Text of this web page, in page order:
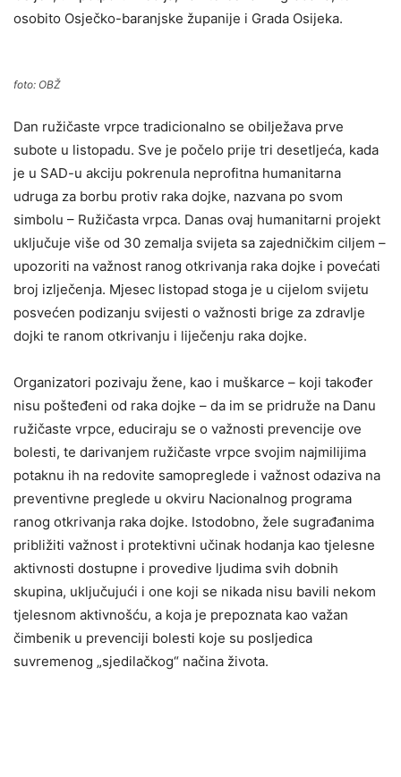
osobito Osječko-baranjske županije i Grada Osijeka.
foto: OBŽ
Dan ružičaste vrpce tradicionalno se obilježava prve
subote u listopadu. Sve je počelo prije tri desetljeća, kada
je u SAD-u akciju pokrenula neprofitna humanitarna
udruga za borbu protiv raka dojke, nazvana po svom
simbolu – Ružičasta vrpca. Danas ovaj humanitarni projekt
uključuje više od 30 zemalja svijeta sa zajedničkim ciljem –
upozoriti na važnost ranog otkrivanja raka dojke i povećati
broj izlječenja. Mjesec listopad stoga je u cijelom svijetu
posvećen podizanju svijesti o važnosti brige za zdravlje
dojki te ranom otkrivanju i liječenju raka dojke.
Organizatori pozivaju žene, kao i muškarce – koji također
nisu pošteđeni od raka dojke – da im se pridruže na Danu
ružičaste vrpce, educiraju se o važnosti prevencije ove
bolesti, te darivanjem ružičaste vrpce svojim najmilijima
potaknu ih na redovite samopreglede i važnost odaziva na
preventivne preglede u okviru Nacionalnog programa
ranog otkrivanja raka dojke. Istodobno, žele sugrađanima
približiti važnost i protektivni učinak hodanja kao tjelesne
aktivnosti dostupne i provedive ljudima svih dobnih
skupina, uključujući i one koji se nikada nisu bavili nekom
tjelesnom aktivnošću, a koja je prepoznata kao važan
čimbenik u prevenciji bolesti koje su posljedica
suvremenog „sjedilačkog“ načina života.